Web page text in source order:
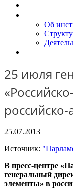
Об
25 июля
25.07.2013
Источник:
В пресс-центре
генеральный
элементы» в